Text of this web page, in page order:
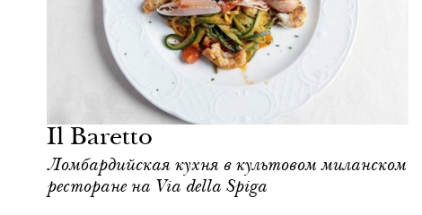
Il Baretto
Ломбардийская кухня в культовом миланском
ресторане на Via della Spiga